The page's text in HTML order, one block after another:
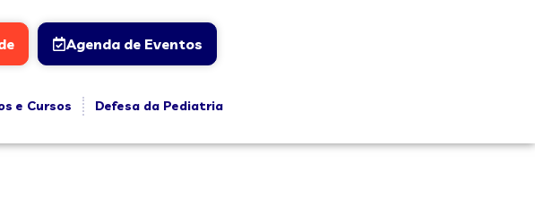
Agenda de Eventos
e Cursos
Defesa da Pediatria